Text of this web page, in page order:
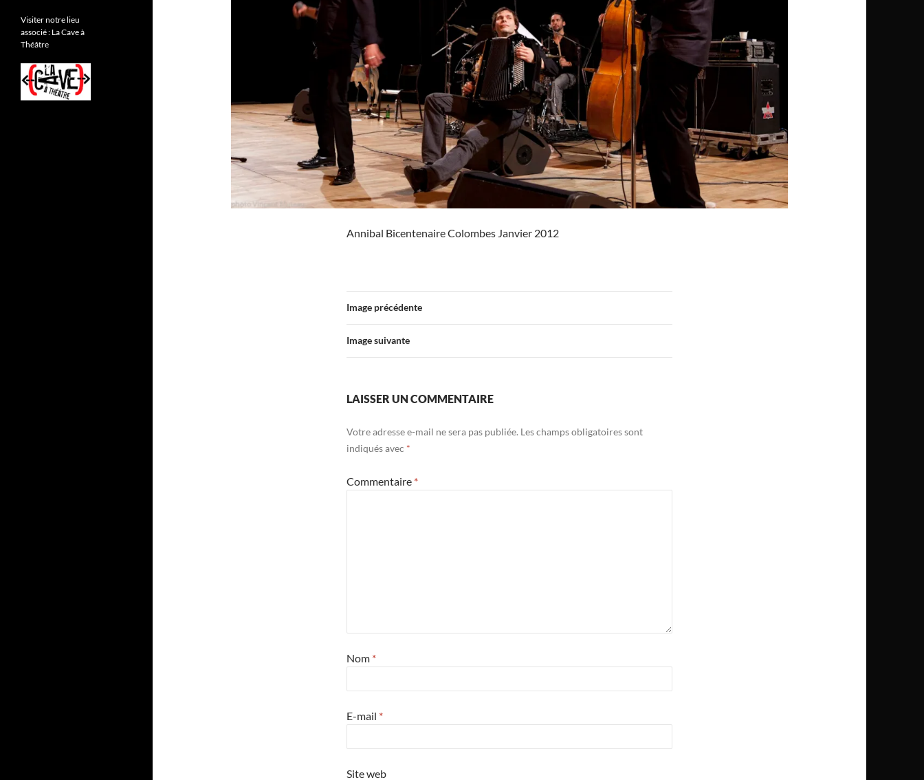
Annibal Bicentenaire Colombes Janvier 2012
Image précédente
Image suivante
LAISSER UN COMMENTAIRE
Votre adresse e-mail ne sera pas publiée. Les champs obligatoires sont
indiqués avec *
Commentaire *
Nom *
E-mail *
Site web
Visiter notre lieu
associé : La Cave à
Théâtre